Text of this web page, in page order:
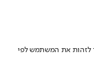
לזהות את המשתמש לפי